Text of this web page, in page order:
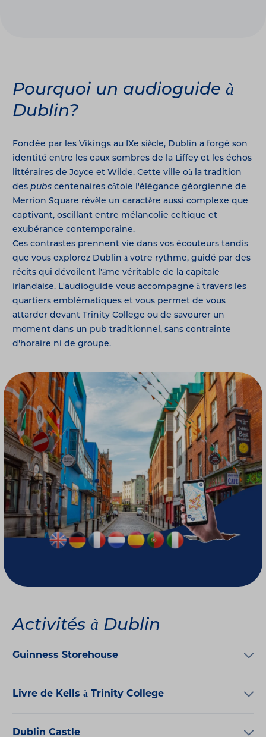
Pourquoi un audioguide à
Dublin?
Fondée par les Vikings au IXe siècle, Dublin a forgé son
identité entre les eaux sombres de la Liffey et les échos
littéraires de Joyce et Wilde. Cette ville où la tradition
des pubs centenaires côtoie l'élégance géorgienne de
Merrion Square révèle un caractère aussi complexe que
captivant, oscillant entre mélancolie celtique et
exubérance contemporaine.
Ces contrastes prennent vie dans vos écouteurs tandis
que vous explorez Dublin à votre rythme, guidé par des
récits qui dévoilent l'âme véritable de la capitale
irlandaise. L'audioguide vous accompagne à travers les
quartiers emblématiques et vous permet de vous
attarder devant Trinity College ou de savourer un
moment dans un pub traditionnel, sans contrainte
d'horaire ni de groupe.
Activités à Dublin
Guinness Storehouse
Livre de Kells à Trinity College
Dublin Castle